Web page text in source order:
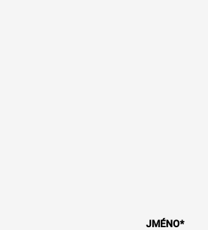
JMÉNO*